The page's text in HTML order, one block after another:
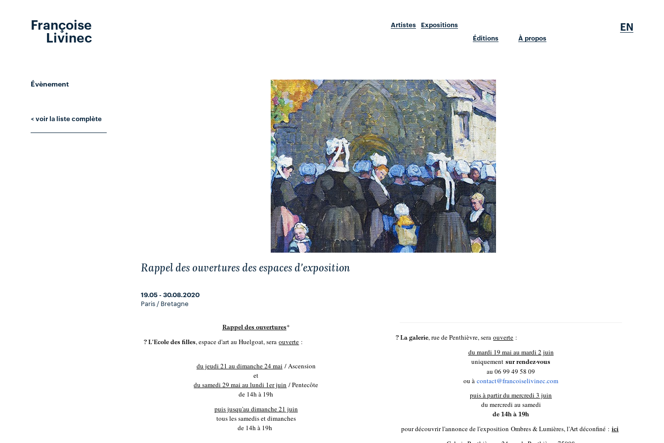
Françoise
Livinec
Artistes
Expositions
Éditions
À propos
EN
Évènement
< voir la liste complète
Rappel des ouvertures des espaces d'exposition
19.05 - 30.08.2020
Paris / Bretagne
Rappel des ouvertures*
? L'Ecole des filles, espace d'art au Huelgoat, sera ouverte :
du jeudi 21 au dimanche 24 mai / Ascension
et
du samedi 29 mai au lundi 1er juin / Pentecôte
de 14h à 19h
puis jusqu'au dimanche 21 juin
tous les samedis et dimanches
de 14h à 19h
? La galerie, rue de Penthièvre, sera ouverte :
du mardi 19 mai au mardi 2 juin
uniquement sur rendez-vous
au 06 99 49 58 09
ou à contact@francoiselivinec.com
puis à partir du mercredi 3 juin
du mercredi au samedi
de 14h à 19h
pour découvrir l'annonce de l'exposition Ombres & Lumières, l'Art déconfiné :ici